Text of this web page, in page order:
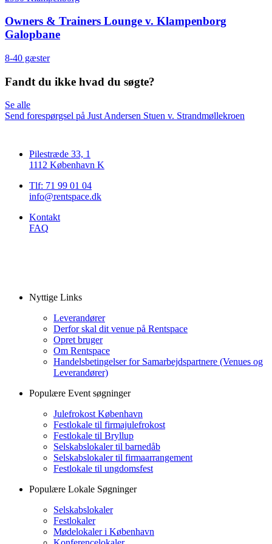
Owners & Trainers Lounge v. Klampenborg
Galopbane
8-40 gæster
Fandt du ikke hvad du søgte?
Se alle
Send forespørgsel på Just Andersen Stuen v. Strandmøllekroen
Pilestræde 33, 1
1112 København K
Tlf: 71 99 01 04
info@rentspace.dk
Kontakt
FAQ
Nyttige Links
Leverandører
Derfor skal dit venue på Rentspace
Opret bruger
Om Rentspace
Handelsbetingelser for Samarbejdspartnere (Venues og
Leverandører)
Populære Event søgninger
Julefrokost København
Festlokale til firmajulefrokost
Festlokale til Bryllup
Selskabslokaler til barnedåb
Selskabslokaler til firmaarrangement
Festlokale til ungdomsfest
Populære Lokale Søgninger
Selskabslokaler
Festlokaler
Mødelokaler i København